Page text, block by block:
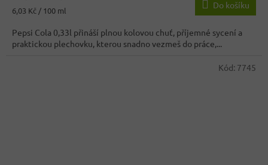
3,1
z
5
hvězdiček.
Měrná
6,03 Kč / 100 ml
Do košíku
Pepsi Cola 0,33l přináší plnou kolovou chuť, příjemné sycení a
praktickou plechovku, kterou snadno vezmeš do práce,...
Kód: 7745